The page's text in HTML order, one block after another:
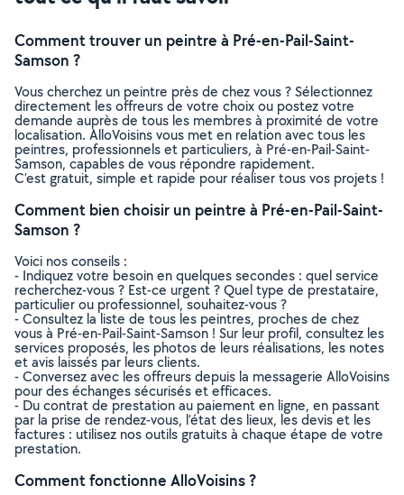
Comment trouver un peintre à Pré-en-Pail-Saint-
Samson ?
Vous cherchez un peintre près de chez vous ? Sélectionnez
directement les offreurs de votre choix ou postez votre
demande auprès de tous les membres à proximité de votre
localisation. AlloVoisins vous met en relation avec tous les
peintres, professionnels et particuliers, à Pré-en-Pail-Saint-
Samson, capables de vous répondre rapidement.
C’est gratuit, simple et rapide pour réaliser tous vos projets !
Comment bien choisir un peintre à Pré-en-Pail-Saint-
Samson ?
Voici nos conseils :
- Indiquez votre besoin en quelques secondes : quel service
recherchez-vous ? Est-ce urgent ? Quel type de prestataire,
particulier ou professionnel, souhaitez-vous ?
- Consultez la liste de tous les peintres, proches de chez
vous à Pré-en-Pail-Saint-Samson ! Sur leur profil, consultez les
services proposés, les photos de leurs réalisations, les notes
et avis laissés par leurs clients.
- Conversez avec les offreurs depuis la messagerie AlloVoisins
pour des échanges sécurisés et efficaces.
- Du contrat de prestation au paiement en ligne, en passant
par la prise de rendez-vous, l’état des lieux, les devis et les
factures : utilisez nos outils gratuits à chaque étape de votre
prestation.
Comment fonctionne AlloVoisins ?